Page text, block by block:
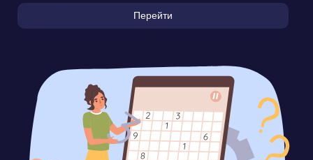
Перейти